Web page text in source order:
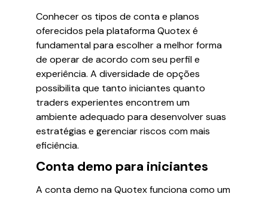
Conhecer os tipos de conta e planos
oferecidos pela plataforma Quotex é
fundamental para escolher a melhor forma
de operar de acordo com seu perfil e
experiência. A diversidade de opções
possibilita que tanto iniciantes quanto
traders experientes encontrem um
ambiente adequado para desenvolver suas
estratégias e gerenciar riscos com mais
eficiência.
Conta demo para iniciantes
A conta demo na Quotex funciona como um